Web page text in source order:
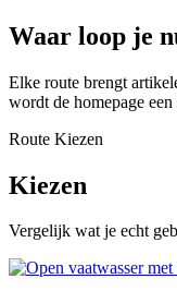
Waar loop je
Elke route brengt
wordt de homepage
Route Kiezen
Kiezen
Vergelijk wat je echt